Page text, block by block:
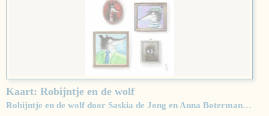
Kaart: Robijntje en de wolf
Robijntje en de wolf door Saskia de Jong en Anna Boterman…